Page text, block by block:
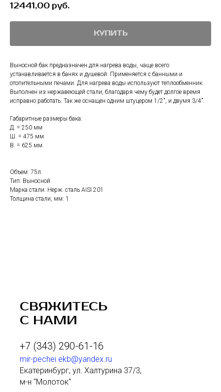
12441,00 руб.
КУПИТЬ
Выносной бак предназначен для нагрева воды, чаще всего
устанавливается в банях и душевой. Применяется с банными и
отопительными печами. Для нагрева воды используют теплообменник.
Выполнен из нержавеющей стали, благодаря чему будет долгое время
исправно работать. Так же оснащен одним штуцером 1/2", и двумя 3/4".
Габаритные размеры бака:
Д. = 250 мм
Ш. = 475 мм
В. = 625 мм.
Объем: 75л.
Тип: Выносной
Марка стали: Нерж. сталь AISI 201
Толщина стали, мм: 1
СВЯЖИТЕСЬ
С НАМИ
+7 (343) 290-61-16
mir-pechei.ekb@yandex.ru
Екатеринбург, ул. Халтурина 37/3,
м-н "Молоток"